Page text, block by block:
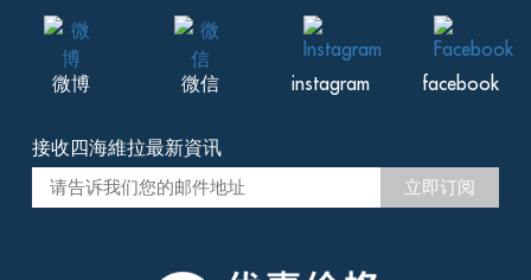
微博 微信 instagram facebook
接收四海維拉最新資讯
立即订阅